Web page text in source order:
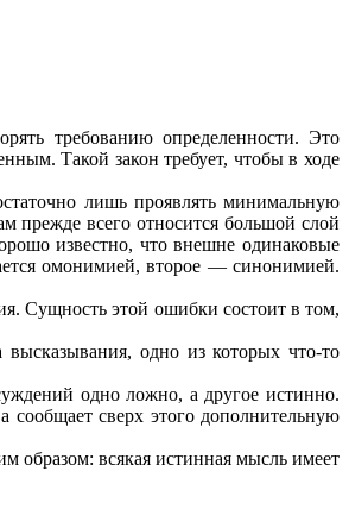
требованию определенности. Это
Такой закон требует, чтобы в ходе
лишь проявлять минимальную
прежде всего относится большой слой
известно, что внешне одинаковые
омонимией, второе — синонимией.
Сущность этой ошибки состоит в том,
одно из которых что-то
одно ложно, а другое истинно.
сообщает сверх этого дополнительную
образом: всякая истинная мысль имеет